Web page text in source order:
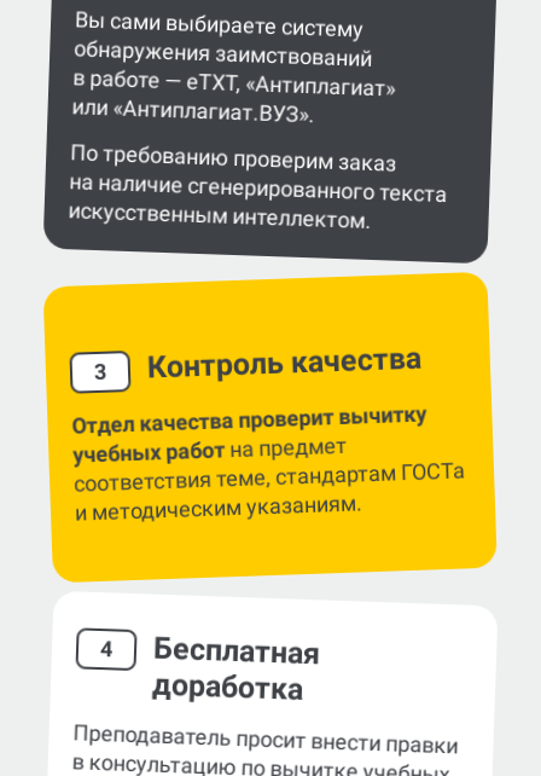
Вы сами выбираете систему
обнаружения заимствований
в работе — eTXT, «Антиплагиат»
или «Антиплагиат.ВУЗ».
По требованию проверим заказ
на наличие сгенерированного текста
искусственным интеллектом.
3 Контроль качества
Отдел качества проверит вычитку
учебных работна предмет
соответствия теме, стандартам ГОСТа
и методическим указаниям.
4 Бесплатная
доработка
Преподаватель просит внести правки
в консультацию по вычитке учебных